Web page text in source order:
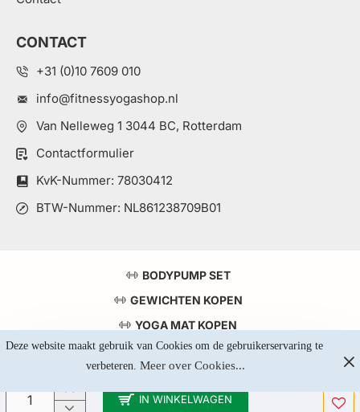
Deze website maakt gebruik van Cookies om de gebruikerservaring te
verbeteren. Meer over Cookies...
IN WINKELWAGEN
CONTACT
+31 (0)10 7609 010
info@fitnessyogashop.nl
Van Nelleweg 1 3044 BC, Rotterdam
Contactformulier
KvK-Nummer: 78030412
BTW-Nummer: NL861238709B01
BODYPUMP SET
GEWICHTEN KOPEN
YOGA MAT KOPEN
TOP 5 KRACHTSTATIONS